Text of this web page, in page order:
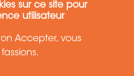
sur ce site pour
utilisateur
Accepter, vous
des données
de ventes